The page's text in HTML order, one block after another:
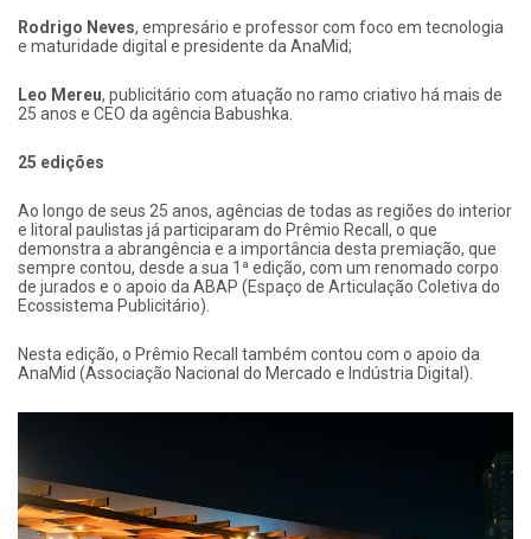
Rodrigo Neves, empresário e professor com foco em tecnologia
e maturidade digital e presidente da AnaMid;
Leo Mereu, publicitário com atuação no ramo criativo há mais de
25 anos e CEO da agência Babushka.
25 edições
Ao longo de seus 25 anos, agências de todas as regiões do interior
e litoral paulistas já participaram do Prêmio Recall, o que
demonstra a abrangência e a importância desta premiação, que
sempre contou, desde a sua 1ª edição, com um renomado corpo
de jurados e o apoio da ABAP (Espaço de Articulação Coletiva do
Ecossistema Publicitário).
Nesta edição, o Prêmio Recall também contou com o apoio da
AnaMid (Associação Nacional do Mercado e Indústria Digital).